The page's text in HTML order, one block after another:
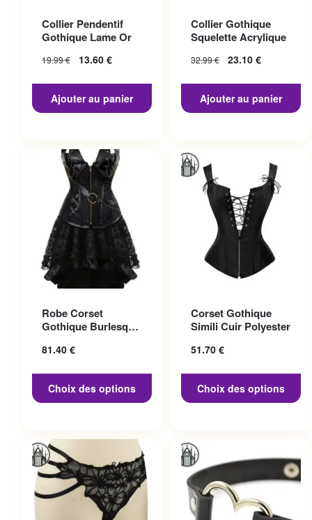
Collier Pendentif
Gothique Lame Or
19.99€ 13.60 €
Ajouter au panier
Collier Gothique
Squelette Acrylique
32.99€ 23.10 €
Ajouter au panier
Robe Corset
Gothique Burlesque
81.40 €
Choix des options
variations. Les options
peuvent être choisies sur la
page du produit
Corset Gothique
Simili Cuir Polyester
51.70 €
Choix des options
variations. Les options
peuvent être choisies sur la
page du produit